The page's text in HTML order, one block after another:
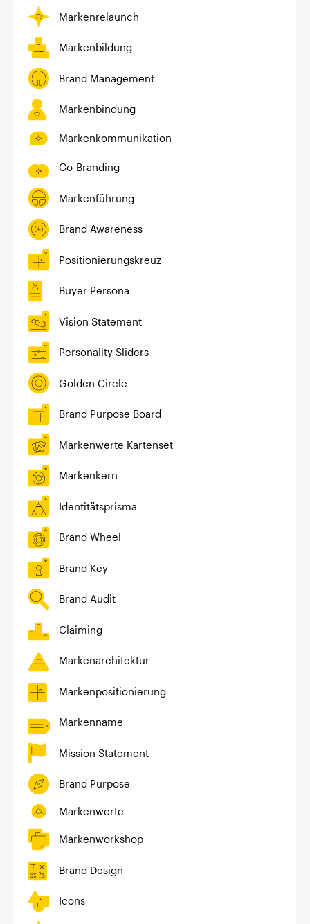
Markenrelaunch
Markenbildung
Brand Management
Markenbindung
Markenkommunikation
Co-Branding
Markenführung
Brand Awareness
Positionierungskreuz
Buyer Persona
Vision Statement
Personality Sliders
Golden Circle
Brand Purpose Board
Markenwerte Kartenset
Markenkern
Identitätsprisma
Brand Wheel
Brand Key
Brand Audit
Claiming
Markenarchitektur
Markenpositionierung
Markenname
Mission Statement
Brand Purpose
Markenwerte
Markenworkshop
Brand Design
Icons